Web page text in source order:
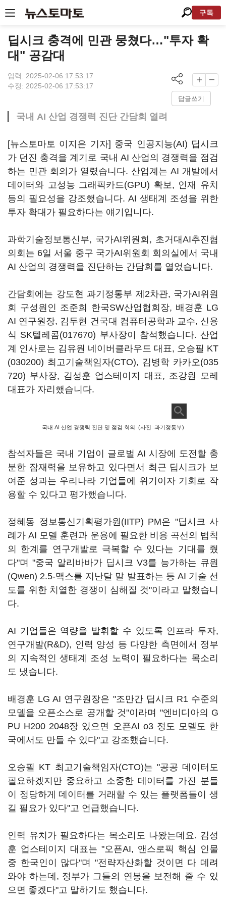
구독
딥시크 충격에 민관 뭉쳤다…"투자 확
대" 공감대
입력: 2025-02-06 17:53:17
수정: 2025-02-06 17:53:17
답글쓰기
국내 AI 산업 경쟁력 진단 간담회 열려
[뉴스토마토 이지은 기자] 중국 인공지능(AI) 딥시크
가 던진 충격을 계기로 국내 AI 산업의 경쟁력을 점검
하는 민관 회의가 열렸습니다. 산업계는 AI 개발에서
데이터와 고성능 그래픽카드(GPU) 확보, 인재 유치
등의 필요성을 강조했습니다. AI 생태계 조성을 위한
투자 확대가 필요하다는 얘기입니다.
과학기술정보통신부, 국가AI위원회, 초거대AI추진협
의회는 6일 서울 중구 국가AI위원회 회의실에서 국내
AI 산업의 경쟁력을 진단하는 간담회를 열었습니다.
간담회에는 강도현 과기정통부 제2차관, 국가AI위원
회 구성원인 조준희 한국SW산업협회장, 배경훈 LG
AI 연구원장, 김두현 건국대 컴퓨터공학과 교수, 신용
식 SK텔레콤(017670) 부사장이 참석했습니다. 산업
계 인사로는 김유원 네이버클라우드 대표, 오승필 KT
(030200) 최고기술책임자(CTO), 김병학 카카오(035
720) 부사장, 김성훈 업스테이지 대표, 조강원 모레
대표가 자리했습니다.
국내 AI 산업 경쟁력 진단 및 점검 회의. (사진=과기정통부)
참석자들은 국내 기업이 글로벌 AI 시장에 도전할 충
분한 잠재력을 보유하고 있다면서 최근 딥시크가 보
여준 성과는 우리나라 기업들에 위기이자 기회로 작
용할 수 있다고 평가했습니다.
정혜동 정보통신기획평가원(IITP) PM은 "딥시크 사
례가 AI 모델 훈련과 운용에 필요한 비용 곡선의 법칙
의 한계를 연구개발로 극복할 수 있다는 기대를 줬
다"며 "중국 알리바바가 딥시크 V3를 능가하는 큐원
(Qwen) 2.5-맥스를 지난달 말 발표하는 등 AI 기술 선
도를 위한 치열한 경쟁이 심해질 것"이라고 말했습니
다.
AI 기업들은 역량을 발휘할 수 있도록 인프라 투자,
연구개발(R&D), 인력 양성 등 다양한 측면에서 정부
의 지속적인 생태계 조성 노력이 필요하다는 목소리
도 냈습니다.
배경훈 LG AI 연구원장은 "조만간 딥시크 R1 수준의
모델을 오픈소스로 공개할 것"이라며 "엔비디아의 G
PU H200 2048장 있으면 오픈AI o3 정도 모델도 한
국에서도 만들 수 있다"고 강조했습니다.
오승필 KT 최고기술책임자(CTO)는 "공공 데이터도
필요하겠지만 중요하고 소중한 데이터를 가진 분들
이 정당하게 데이터를 거래할 수 있는 플랫폼들이 생
길 필요가 있다"고 언급했습니다.
인력 유치가 필요하다는 목소리도 나왔는데요. 김성
훈 업스테이지 대표는 "오픈AI, 앤스로픽 핵심 인물
중 한국인이 많다"며 "전략자산화할 것이면 다 데려
와야 하는데, 정부가 그들의 연봉을 보전해 줄 수 있
으면 좋겠다"고 말하기도 했습니다.